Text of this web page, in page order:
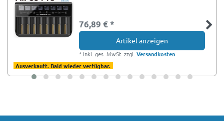
76,89 € *
Artikel anzeigen
* inkl. ges. MwSt. zzgl.Versandkosten
Ausverkauft. Bald wieder verfügbar.